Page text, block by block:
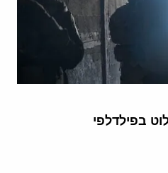
בפילדלפי